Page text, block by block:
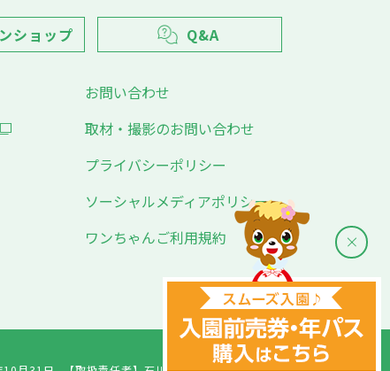
ショップ Q&A
お問い合わせ
取材・撮影のお問い合わせ
プライバシーポリシー
ソーシャルメディアポリシー
ワンちゃんご利用規約